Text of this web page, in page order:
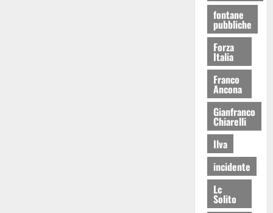
fontane
pubbliche
Forza
Italia
Franco
Ancona
Gianfranco
Chiarelli
Ilva
incidente
Lc
Solito